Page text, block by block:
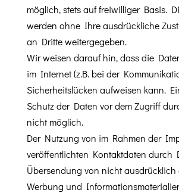
möglich, stets auf frei­williger Basis.
wer­den ohne Ihre aus­drück­liche
an Dritte weitergegeben.
Wir weisen darauf hin, dass die
im Inter­net (z.B. bei der
Sicher­heit­slück­en aufweisen kann.
Schutz der Dat­en vor dem Zugriff
nicht möglich.
Der Nutzung von im Rah­men der
veröf­fentlicht­en Kon­tak­t­dat­en durch
Übersendung von nicht aus­drück­lich
Wer­bung und